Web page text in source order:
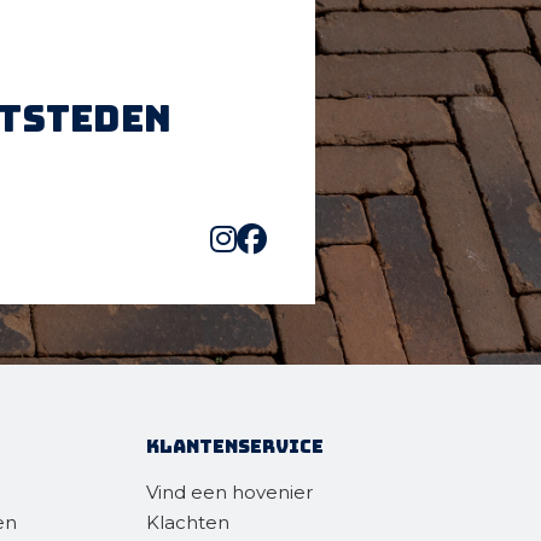
Klantenservice
Vind een hovenier
Klachten